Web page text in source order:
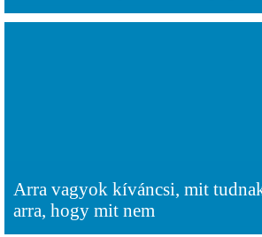
Arra vagyok kíváncsi, mit
arra, hogy mit nem